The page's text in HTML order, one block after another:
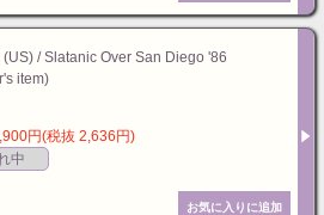
(US) / Slatanic Over San Diego '86
item)
円(税抜 2,636円)
中